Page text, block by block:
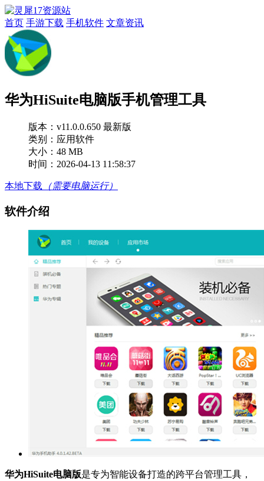
首页 手游下载 手机软件 文章资讯
华为HiSuite电脑版手机管理工具
版本： v11.0.0.650 最新版
类别：应用软件
大小：48 MB
时间：2026-04-13 11:58:37
本地下载 （需要电脑运行）
软件介绍
华为HiSuite电脑版是专为智能设备打造的跨平台管理工具，